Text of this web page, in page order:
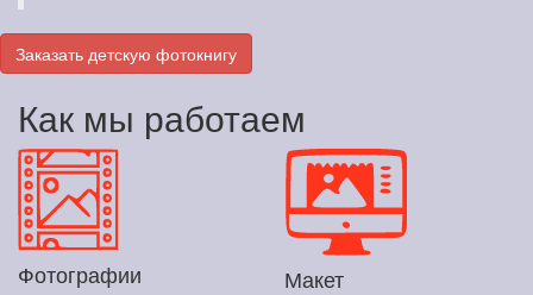
Заказать детскую фотокнигу
Как мы работаем
Фотографии Макет